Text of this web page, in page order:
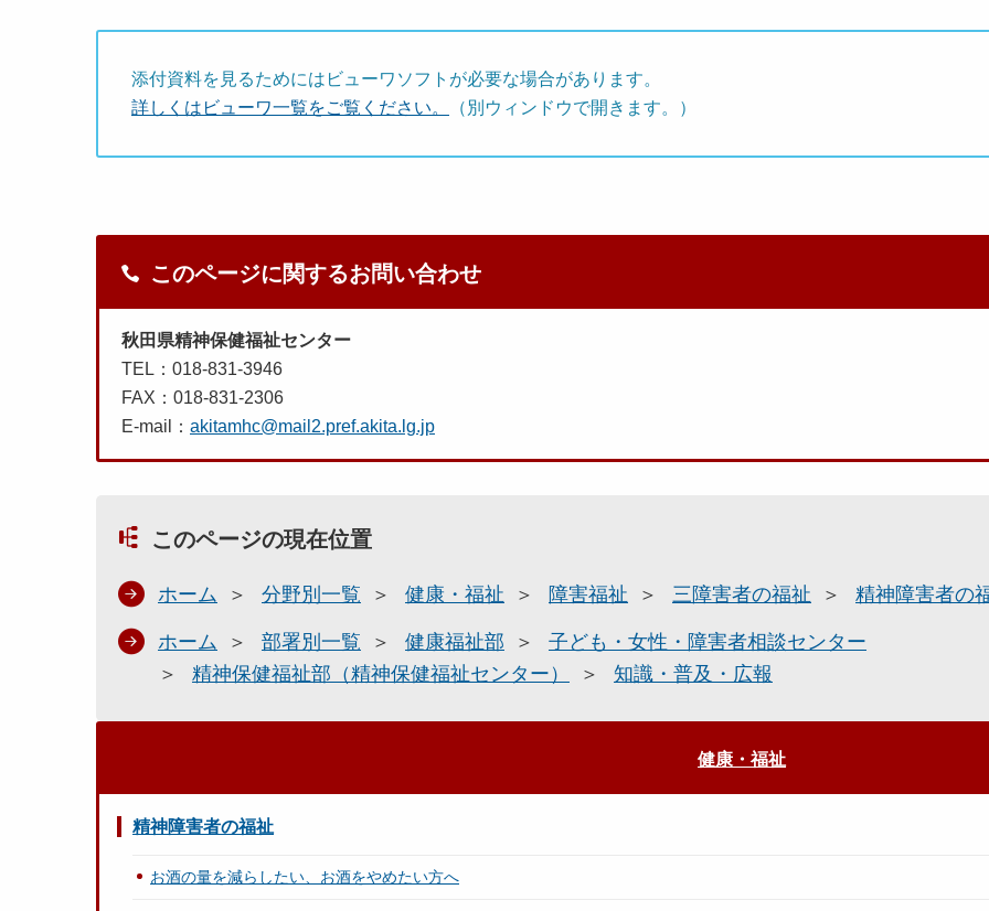
添付資料を見るためにはビューワソフトが必要な場合があります。
詳しくはビューワ一覧をご覧ください。
（別ウィンドウで開きます。）
このページに関するお問い合わせ
秋田県精神保健福祉センター
TEL：018-831-3946
FAX：018-831-2306
E-mail： akitamhc@mail2.pref.akita.lg.jp
このページの現在位置
ホーム 分野別一覧 健康・福祉 障害福祉 三障害者の福祉 精神障害者の
ホーム 部署別一覧 健康福祉部
子ども・女性・障害者相談センター
精神保健福祉部（精神保健福祉センター）
知識・普及・広報
健康・福祉
精神障害者の福祉
お酒の量を減らしたい、お酒をやめたい方へ